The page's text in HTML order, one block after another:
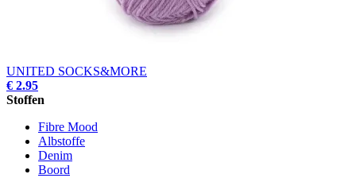
UNITED SOCKS&MORE
€ 2.95
Stoffen
Fibre Mood
Albstoffe
Denim
Boord